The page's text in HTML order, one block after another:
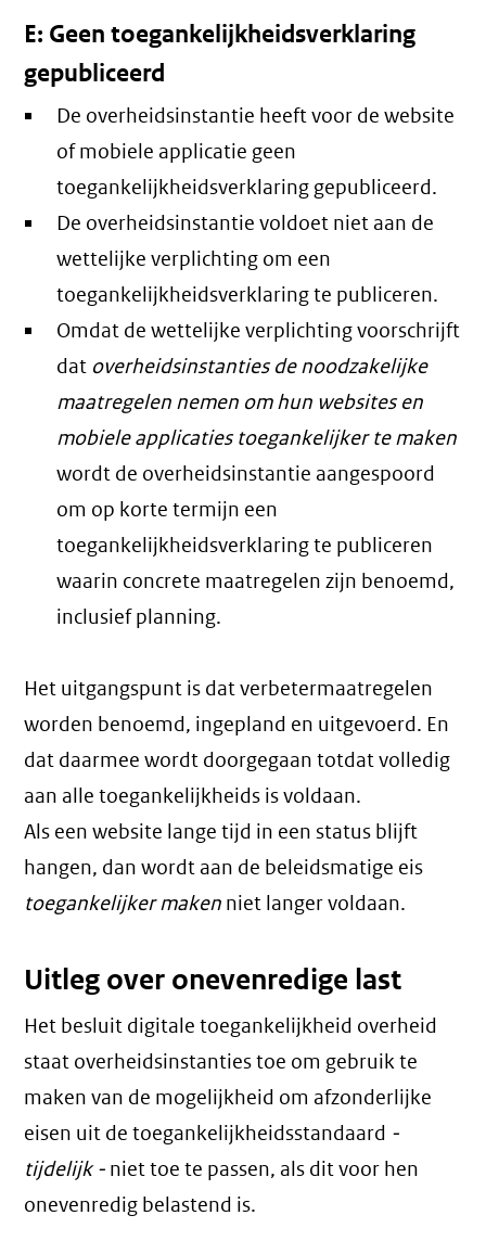
E: Geen toegankelijkheidsverklaring
gepubliceerd
De overheidsinstantie heeft voor de website
of mobiele applicatie geen
toegankelijkheidsverklaring gepubliceerd.
De overheidsinstantie voldoet niet aan de
wettelijke verplichting om een
toegankelijkheidsverklaring te publiceren.
Omdat de wettelijke verplichting voorschrijft
dat overheidsinstanties de noodzakelijke
maatregelen nemen om hun websites en
mobiele applicaties toegankelijker te maken
wordt de overheidsinstantie aangespoord
om op korte termijn een
toegankelijkheidsverklaring te publiceren
waarin concrete maatregelen zijn benoemd,
inclusief planning.
Het uitgangspunt is dat verbetermaatregelen
worden benoemd, ingepland en uitgevoerd. En
dat daarmee wordt doorgegaan totdat volledig
aan alle toegankelijkheids is voldaan.
Als een website lange tijd in een status blijft
hangen, dan wordt aan de beleidsmatige eis
toegankelijker maken niet langer voldaan.
Uitleg over onevenredige last
Het besluit digitale toegankelijkheid overheid
staat overheidsinstanties toe om gebruik te
maken van de mogelijkheid om afzonderlijke
eisen uit de toegankelijkheidsstandaard -
tijdelijk - niet toe te passen, als dit voor hen
onevenredig belastend is.